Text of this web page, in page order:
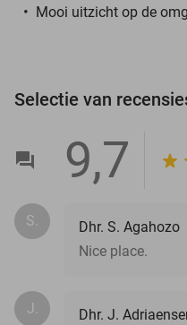
Mooi uitzicht op de
Selectie van
9,7
S.
Dhr. S. Agahozo
Nice place.
J.
Dhr. J.